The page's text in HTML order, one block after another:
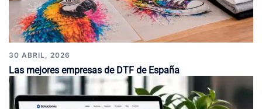
30 ABRIL, 2026
Las mejores empresas de DTF de España